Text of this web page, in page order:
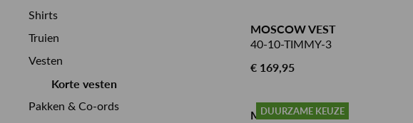
Shirts
Truien
Vesten
Korte vesten
Pakken & Co-ords
MOSCOW VEST
40-10-TIMMY-3
€ 169,95
DUURZAME KEUZE
MOSCOW VEST